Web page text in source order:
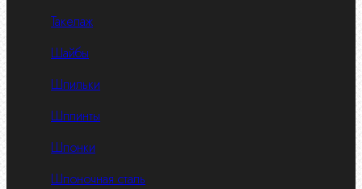
Такелаж
Шайбы
Шпильки
Шплинты
Шпонки
Шпоночная сталь